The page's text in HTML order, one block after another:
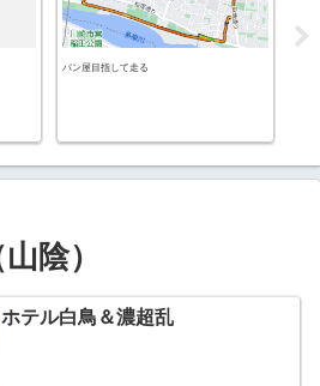
パン屋目指して走る
陰）
ホテル白鳥＆濃超乱